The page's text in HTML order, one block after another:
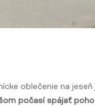
oblečenie na
počasí spájať